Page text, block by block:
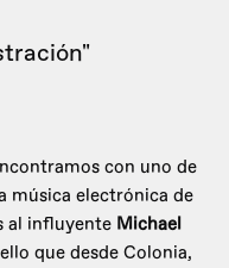
con uno de
música electrónica de
al influyente Michael
que desde Colonia,